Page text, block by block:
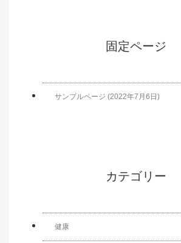
固定ページ
サンプルページ (2022年7月6日)
カテゴリー
健康